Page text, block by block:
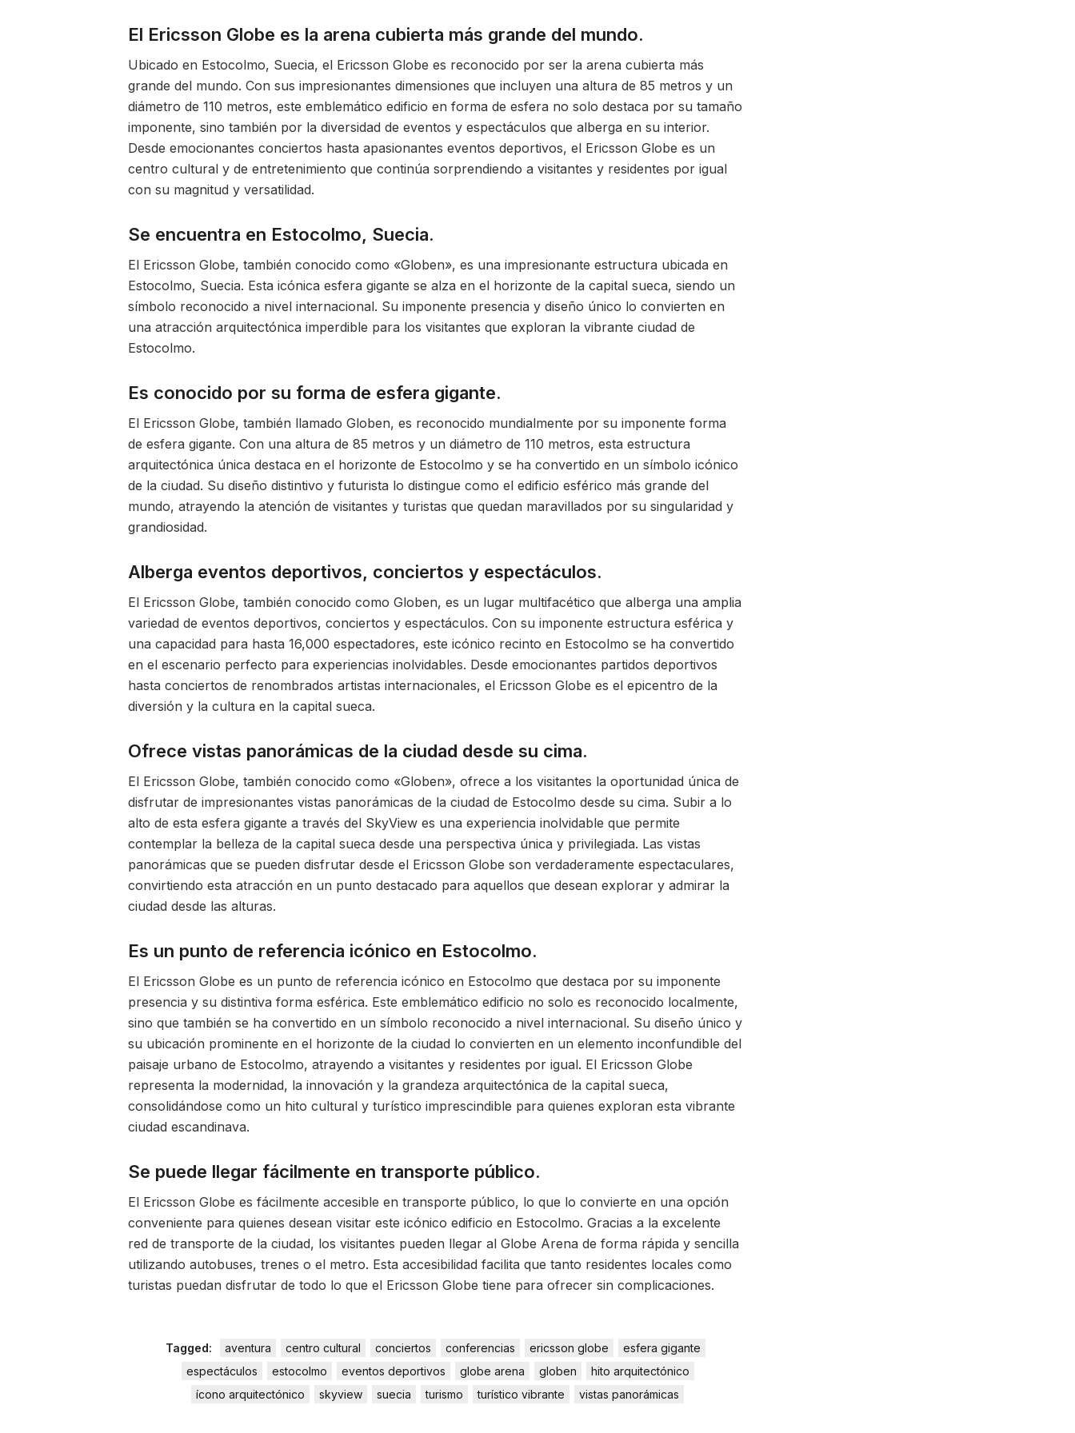
El Ericsson Globe es la arena cubierta más grande del mundo.
Ubicado en Estocolmo, Suecia, el Ericsson Globe es reconocido por ser la arena cubierta más
grande del mundo. Con sus impresionantes dimensiones que incluyen una altura de 85 metros y un
diámetro de 110 metros, este emblemático edificio en forma de esfera no solo destaca por su tamaño
imponente, sino también por la diversidad de eventos y espectáculos que alberga en su interior.
Desde emocionantes conciertos hasta apasionantes eventos deportivos, el Ericsson Globe es un
centro cultural y de entretenimiento que continúa sorprendiendo a visitantes y residentes por igual
con su magnitud y versatilidad.
Se encuentra en Estocolmo, Suecia.
El Ericsson Globe, también conocido como «Globen», es una impresionante estructura ubicada en
Estocolmo, Suecia. Esta icónica esfera gigante se alza en el horizonte de la capital sueca, siendo un
símbolo reconocido a nivel internacional. Su imponente presencia y diseño único lo convierten en
una atracción arquitectónica imperdible para los visitantes que exploran la vibrante ciudad de
Estocolmo.
Es conocido por su forma de esfera gigante.
El Ericsson Globe, también llamado Globen, es reconocido mundialmente por su imponente forma
de esfera gigante. Con una altura de 85 metros y un diámetro de 110 metros, esta estructura
arquitectónica única destaca en el horizonte de Estocolmo y se ha convertido en un símbolo icónico
de la ciudad. Su diseño distintivo y futurista lo distingue como el edificio esférico más grande del
mundo, atrayendo la atención de visitantes y turistas que quedan maravillados por su singularidad y
grandiosidad.
Alberga eventos deportivos, conciertos y espectáculos.
El Ericsson Globe, también conocido como Globen, es un lugar multifacético que alberga una amplia
variedad de eventos deportivos, conciertos y espectáculos. Con su imponente estructura esférica y
una capacidad para hasta 16,000 espectadores, este icónico recinto en Estocolmo se ha convertido
en el escenario perfecto para experiencias inolvidables. Desde emocionantes partidos deportivos
hasta conciertos de renombrados artistas internacionales, el Ericsson Globe es el epicentro de la
diversión y la cultura en la capital sueca.
Ofrece vistas panorámicas de la ciudad desde su cima.
El Ericsson Globe, también conocido como «Globen», ofrece a los visitantes la oportunidad única de
disfrutar de impresionantes vistas panorámicas de la ciudad de Estocolmo desde su cima. Subir a lo
alto de esta esfera gigante a través del SkyView es una experiencia inolvidable que permite
contemplar la belleza de la capital sueca desde una perspectiva única y privilegiada. Las vistas
panorámicas que se pueden disfrutar desde el Ericsson Globe son verdaderamente espectaculares,
convirtiendo esta atracción en un punto destacado para aquellos que desean explorar y admirar la
ciudad desde las alturas.
Es un punto de referencia icónico en Estocolmo.
El Ericsson Globe es un punto de referencia icónico en Estocolmo que destaca por su imponente
presencia y su distintiva forma esférica. Este emblemático edificio no solo es reconocido localmente,
sino que también se ha convertido en un símbolo reconocido a nivel internacional. Su diseño único y
su ubicación prominente en el horizonte de la ciudad lo convierten en un elemento inconfundible del
paisaje urbano de Estocolmo, atrayendo a visitantes y residentes por igual. El Ericsson Globe
representa la modernidad, la innovación y la grandeza arquitectónica de la capital sueca,
consolidándose como un hito cultural y turístico imprescindible para quienes exploran esta vibrante
ciudad escandinava.
Se puede llegar fácilmente en transporte público.
El Ericsson Globe es fácilmente accesible en transporte público, lo que lo convierte en una opción
conveniente para quienes desean visitar este icónico edificio en Estocolmo. Gracias a la excelente
red de transporte de la ciudad, los visitantes pueden llegar al Globe Arena de forma rápida y sencilla
utilizando autobuses, trenes o el metro. Esta accesibilidad facilita que tanto residentes locales como
turistas puedan disfrutar de todo lo que el Ericsson Globe tiene para ofrecer sin complicaciones.
Tagged: aventura centro cultural conciertos conferencias ericsson globe
esfera gigante
espectáculos
estocolmo eventos deportivos globe arena globen
hito arquitectónico
ícono arquitectónico
skyview suecia turismo turístico vibrante vistas panorámicas